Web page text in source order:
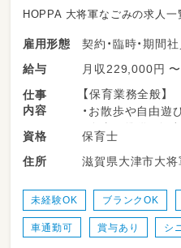
HOPPA 大将軍なごみの求人一
雇用形態
契約・臨時・期間社
給与
月収229,000円 〜
仕事
内容
【保育業務全般】
・お散歩や自由遊
・食事の準備、介助
・排泄介助、着替え
・園の開園準備、
・記録や立案保育
月々の計画案、週
資格
保育士
住所
滋賀県大津市大将
未経験OK ブランクOK
車通勤可 賞与あり シ